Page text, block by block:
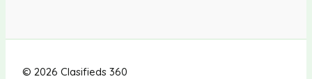
© 2026 Clasifieds 360